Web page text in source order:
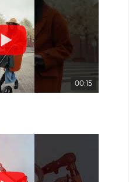
00:15